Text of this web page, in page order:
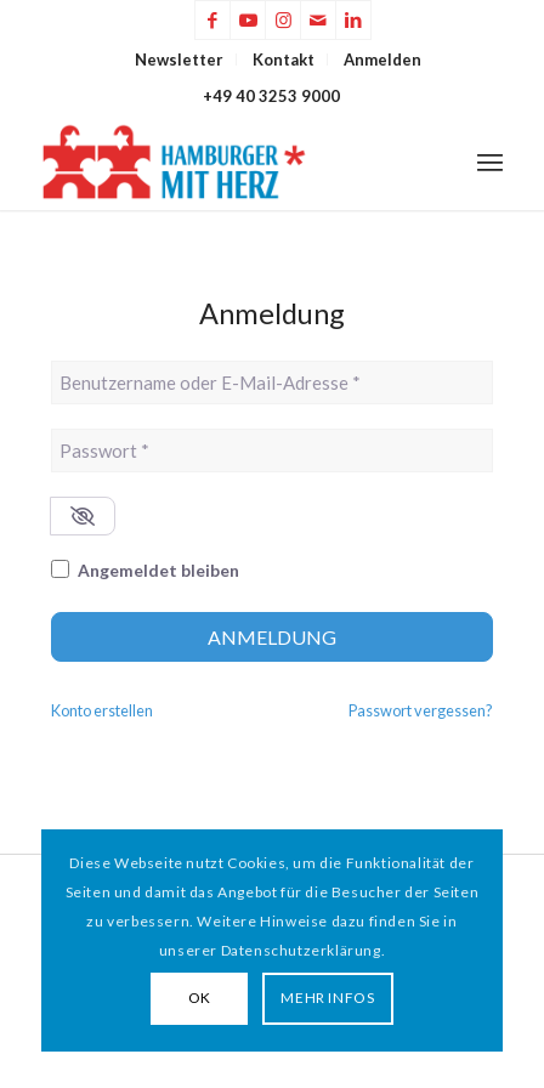
Newsletter Kontakt
Anmelden
+49 40 3253 9000
Anmeldung
Benutzername oder E-Mail-Adresse
Passwort *
Angemeldet bleiben
ANMELDUNG
Konto erstellen Passwort vergessen?
© 2026 HAMBURGER*MIT HERZ e.V. | WEBDESIGN BY WEBIGAMI
Diese Webseite nutzt Cookies, um die Funktionalität der
Seiten und damit das Angebot für die Besucher der Seiten
zu verbessern. Weitere Hinweise dazu finden Sie in
unserer Datenschutzerklärung.
OK MEHR INFOS